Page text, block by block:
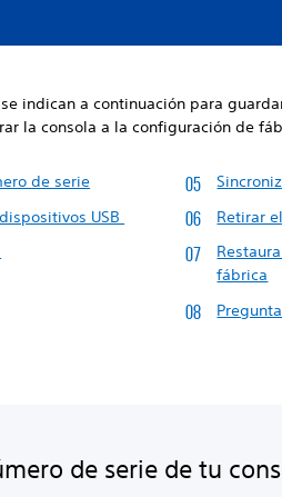
indican a continuación para
la consola a la configuración de
de serie
USB
Retirar
fábrica
de serie de tu